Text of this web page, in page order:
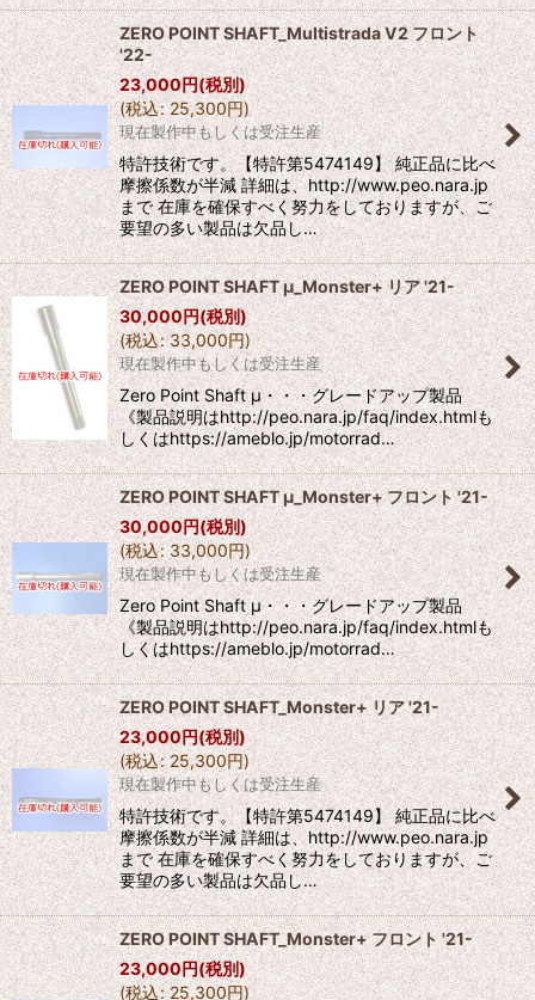
ZERO POINT SHAFT_Multistrada V2 フロント
'22-
23,000円(税別)
(税込: 25,300円)
現在製作中もしくは受注生産
特許技術です。【特許第5474149】 純正品に比べ
摩擦係数が半減 詳細は、http://www.peo.nara.jp
まで 在庫を確保すべく努力をしておりますが、ご
要望の多い製品は欠品し…
ZERO POINT SHAFT μ_Monster+ リア '21-
30,000円(税別)
(税込: 33,000円)
現在製作中もしくは受注生産
Zero Point Shaft μ・・・グレードアップ製品
《製品説明はhttp://peo.nara.jp/faq/index.htmlも
しくはhttps://ameblo.jp/motorrad…
ZERO POINT SHAFT μ_Monster+ フロント '21-
30,000円(税別)
(税込: 33,000円)
現在製作中もしくは受注生産
Zero Point Shaft μ・・・グレードアップ製品
《製品説明はhttp://peo.nara.jp/faq/index.htmlも
しくはhttps://ameblo.jp/motorrad…
ZERO POINT SHAFT_Monster+ リア '21-
23,000円(税別)
(税込: 25,300円)
現在製作中もしくは受注生産
特許技術です。【特許第5474149】 純正品に比べ
摩擦係数が半減 詳細は、http://www.peo.nara.jp
まで 在庫を確保すべく努力をしておりますが、ご
要望の多い製品は欠品し…
ZERO POINT SHAFT_Monster+ フロント '21-
23,000円(税別)
(税込: 25,300円)